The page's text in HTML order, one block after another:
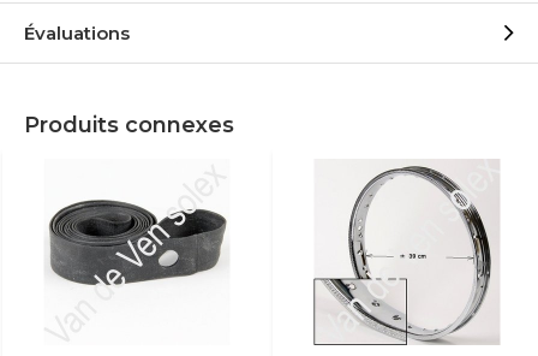
Évaluations
Produits connexes